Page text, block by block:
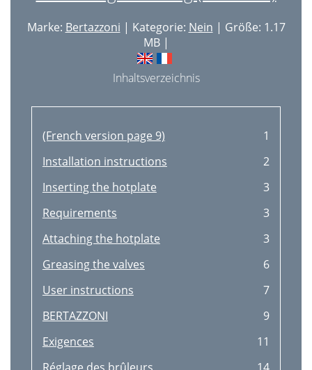
Marke: Bertazzoni | Kategorie: Nein | Größe: 1.17
MB |
Inhaltsverzeichnis
(French version page 9)
1
Installation instructions
2
Inserting the hotplate
3
Requirements
3
Attaching the hotplate
3
Greasing the valves
6
User instructions
7
BERTAZZONI
9
Exigences
11